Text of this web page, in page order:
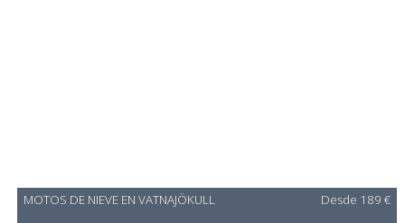
MOTOS DE NIEVE EN VATNAJÖKULL Desde 189 €